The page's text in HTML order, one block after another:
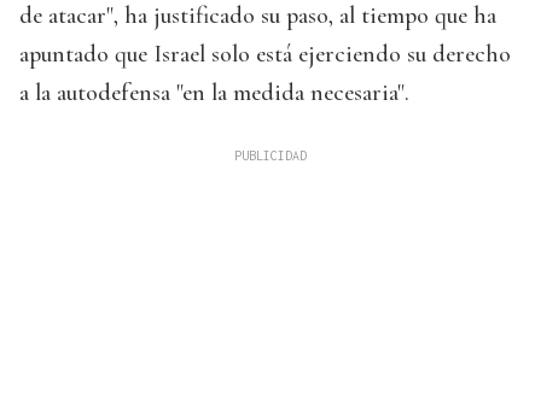
de atacar", ha justificado su paso, al tiempo que ha
apuntado que Israel solo está ejerciendo su derecho
a la autodefensa "en la medida necesaria".